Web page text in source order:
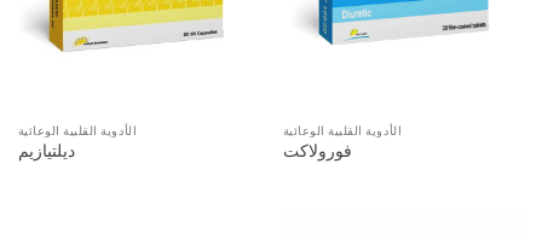
الأدوية القلبية الوعائية
فورولاكت
الأدوية القلبية الوعائية
ديلتيازيم